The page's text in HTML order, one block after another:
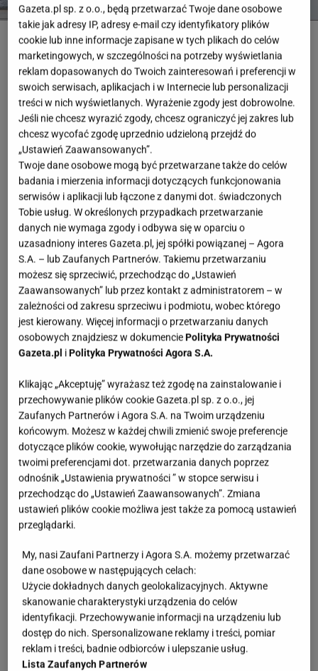
Cinematographer, fot. shutterstock/autor
Odpowiednio dobrany stolik kawowy potrafi
odmienić wnętrze i dodać mu lekkości. To mebel,
który pełni wiele funkcji, od miejsca na poranną
kawę po dekoracyjny element w centrum pokoju.
Wybierając stolik, warto zwrócić uwagę na jego
kształt, materiał oraz dopasowanie do stylu całego
pomieszczenia.
Gazeta.pl sp. z o.o., będą przetwarzać Twoje dane osobowe
takie jak adresy IP, adresy e-mail czy identyfikatory plików
cookie lub inne informacje zapisane w tych plikach do celów
marketingowych, w szczególności na potrzeby wyświetlania
reklam dopasowanych do Twoich zainteresowań i preferencji w
swoich serwisach, aplikacjach i w Internecie lub personalizacji
treści w nich wyświetlanych. Wyrażenie zgody jest dobrowolne.
Jeśli nie chcesz wyrazić zgody, chcesz ograniczyć jej zakres lub
chcesz wycofać zgodę uprzednio udzieloną przejdź do
„Ustawień Zaawansowanych”.
Twoje dane osobowe mogą być przetwarzane także do celów
badania i mierzenia informacji dotyczących funkcjonowania
serwisów i aplikacji lub łączone z danymi dot. świadczonych
Tobie usług. W określonych przypadkach przetwarzanie
danych nie wymaga zgody i odbywa się w oparciu o
uzasadniony interes Gazeta.pl, jej spółki powiązanej – Agora
S.A. – lub Zaufanych Partnerów. Takiemu przetwarzaniu
możesz się sprzeciwić, przechodząc do „Ustawień
Zaawansowanych” lub przez kontakt z administratorem – w
zależności od zakresu sprzeciwu i podmiotu, wobec którego
jest kierowany. Więcej informacji o przetwarzaniu danych
osobowych znajdziesz w dokumenciePolityka Prywatności
Gazeta.pl iPolityka Prywatności Agora S.A.
Klikając „Akceptuję” wyrażasz też zgodę na zainstalowanie i
przechowywanie plików cookie Gazeta.pl sp. z o.o., jej
Zaufanych Partnerów i Agora S.A. na Twoim urządzeniu
końcowym. Możesz w każdej chwili zmienić swoje preferencje
dotyczące plików cookie, wywołując narzędzie do zarządzania
twoimi preferencjami dot. przetwarzania danych poprzez
odnośnik „Ustawienia prywatności ” w stopce serwisu i
przechodząc do „Ustawień Zaawansowanych”. Zmiana
ustawień plików cookie możliwa jest także za pomocą ustawień
przeglądarki.
My, nasi Zaufani Partnerzy i Agora S.A. możemy przetwarzać
dane osobowe w następujących celach:
Użycie dokładnych danych geolokalizacyjnych. Aktywne
skanowanie charakterystyki urządzenia do celów
identyfikacji. Przechowywanie informacji na urządzeniu lub
dostęp do nich. Spersonalizowane reklamy i treści, pomiar
reklam i treści, badnie odbiorców i ulepszanie usług.
Lista Zaufanych Partnerów